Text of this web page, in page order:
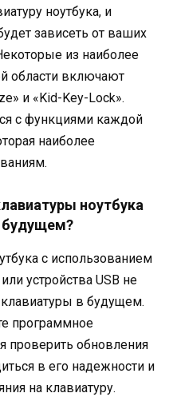
ноутбука, и
зависеть от ваших
из наиболее
области включают
и «Kid-Key-Lock».
с функциями каждой
наиболее
ноутбука
будущем?
с использованием
устройства USB не
в будущем.
программное
проверить обновления
в его надежности и
на клавиатуру.